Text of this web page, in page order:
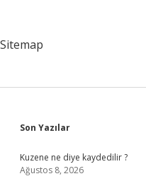
Sitemap
Sidebar
Son Yazılar
Kuzene ne diye kaydedilir ?
Ağustos 8, 2026